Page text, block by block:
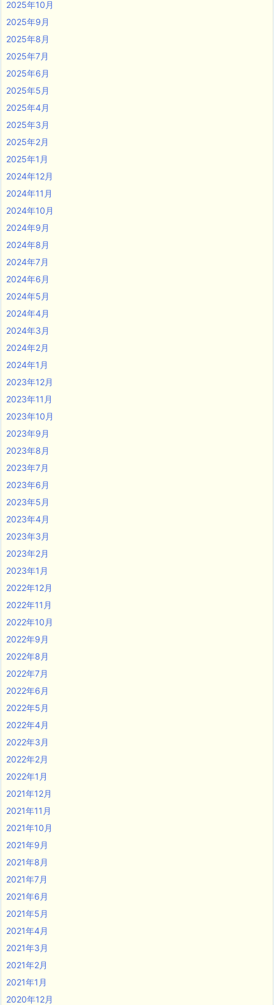
2025年10月
2025年9月
2025年8月
2025年7月
2025年6月
2025年5月
2025年4月
2025年3月
2025年2月
2025年1月
2024年12月
2024年11月
2024年10月
2024年9月
2024年8月
2024年7月
2024年6月
2024年5月
2024年4月
2024年3月
2024年2月
2024年1月
2023年12月
2023年11月
2023年10月
2023年9月
2023年8月
2023年7月
2023年6月
2023年5月
2023年4月
2023年3月
2023年2月
2023年1月
2022年12月
2022年11月
2022年10月
2022年9月
2022年8月
2022年7月
2022年6月
2022年5月
2022年4月
2022年3月
2022年2月
2022年1月
2021年12月
2021年11月
2021年10月
2021年9月
2021年8月
2021年7月
2021年6月
2021年5月
2021年4月
2021年3月
2021年2月
2021年1月
2020年12月